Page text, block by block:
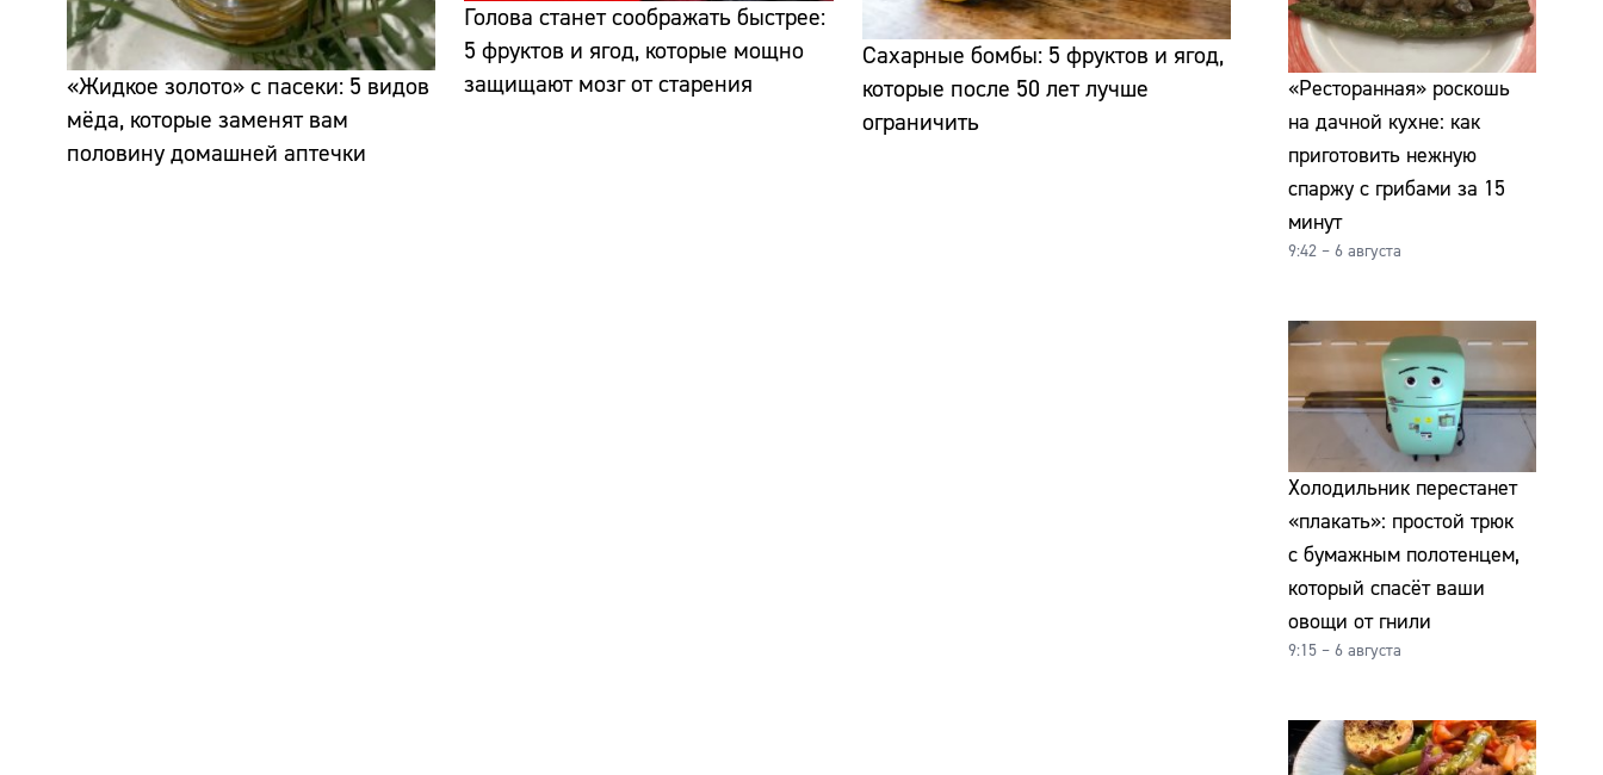
«Жидкое золото» с пасеки: 5 видов
мёда, которые заменят вам
половину домашней аптечки
Голова станет соображать быстрее:
5 фруктов и ягод, которые мощно
защищают мозг от старения
Сахарные бомбы: 5 фруктов и ягод,
которые после 50 лет лучше
ограничить
«Ресторанная» роскошь
на дачной кухне: как
приготовить нежную
спаржу с грибами за 15
минут
9:42 – 6 августа
Холодильник перестанет
«плакать»: простой трюк
с бумажным полотенцем,
который спасёт ваши
овощи от гнили
9:15 – 6 августа